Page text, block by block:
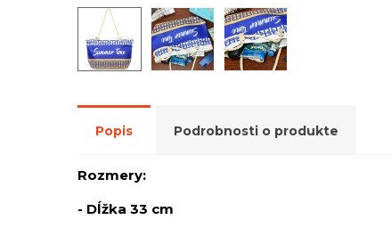
Popis Podrobnosti o produkte
Rozmery:
- Dĺžka 33 cm